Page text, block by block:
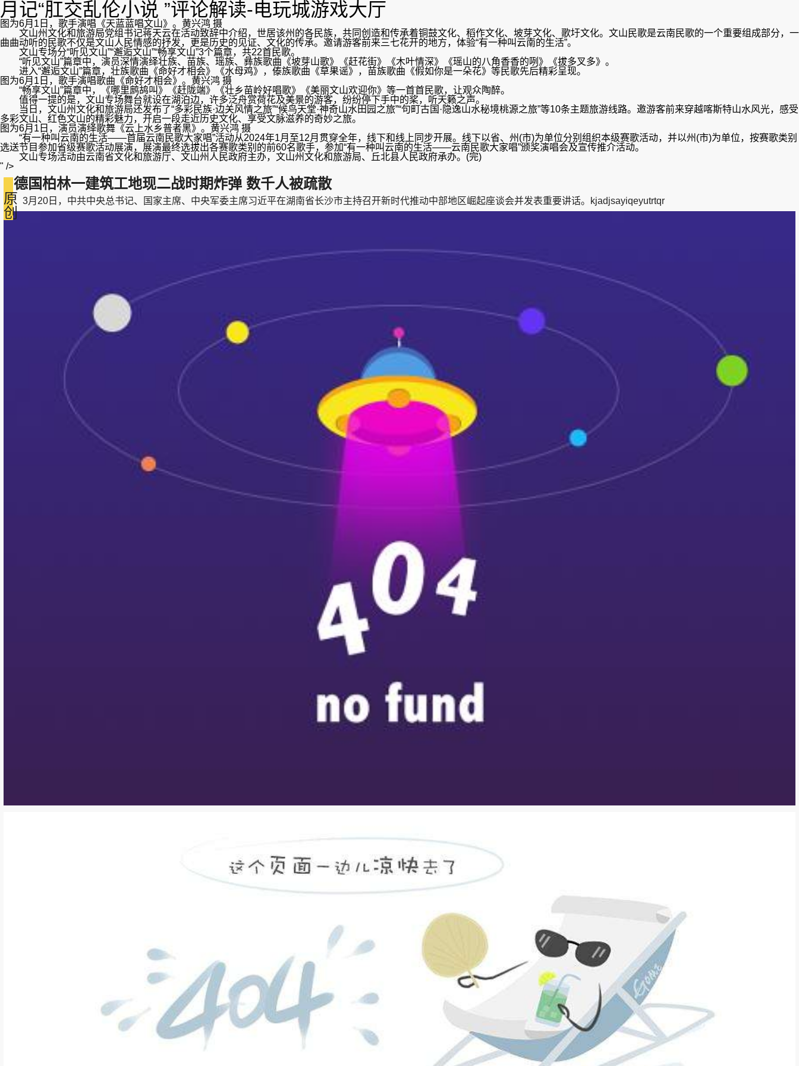
月记“肛交乱伦小说 ”评论解读-电玩城游戏大厅
图为6月1日，歌手演唱《天蓝蓝唱文山》。黄兴鸿 摄
文山州文化和旅游局党组书记蒋天云在活动致辞中介绍，世居该州的各民族，共同创造和传承着铜鼓文化、稻作文化、坡芽文化、歌圩文化。文山民歌是云南民歌的一个重要组成部分，一
曲曲动听的民歌不仅是文山人民情感的抒发，更是历史的见证、文化的传承。邀请游客前来三七花开的地方，体验“有一种叫云南的生活”。
文山专场分“听见文山”“邂逅文山”“畅享文山”3个篇章，共22首民歌。
“听见文山”篇章中，演员深情演绎壮族、苗族、瑶族、彝族歌曲《坡芽山歌》《赶花街》《木叶情深》《瑶山的八角香香的咧》《拔多叉多》。
进入“邂逅文山”篇章，壮族歌曲《命好才相会》《水母鸡》，傣族歌曲《草果谣》，苗族歌曲《假如你是一朵花》等民歌先后精彩呈现。
图为6月1日，歌手演唱歌曲《命好才相会》。黄兴鸿 摄
“畅享文山”篇章中，《哪里鹧鸪叫》《赶陇端》《壮乡苗岭好唱歌》《美丽文山欢迎你》等一首首民歌，让观众陶醉。
值得一提的是，文山专场舞台就设在湖泊边，许多泛舟赏荷花及美景的游客，纷纷停下手中的桨，听天籁之声。
当日，文山州文化和旅游局还发布了“多彩民族·边关风情之旅”“候鸟天堂·神奇山水田园之旅”“句町古国·隐逸山水秘境桃源之旅”等10条主题旅游线路。邀游客前来穿越喀斯特山水风光，感受
多彩文山、红色文山的精彩魅力，开启一段走近历史文化、享受文脉滋养的奇妙之旅。
图为6月1日，演员演绎歌舞《云上水乡普者黑》。黄兴鸿 摄
“有一种叫云南的生活——首届云南民歌大家唱”活动从2024年1月至12月贯穿全年，线下和线上同步开展。线下以省、州(市)为单位分别组织本级赛歌活动，并以州(市)为单位，按赛歌类别
选送节目参加省级赛歌活动展演，展演最终选拔出各赛歌类别的前60名歌手，参加“有一种叫云南的生活——云南民歌大家唱”颁奖演唱会及宣传推介活动。
文山专场活动由云南省文化和旅游厅、文山州人民政府主办，文山州文化和旅游局、丘北县人民政府承办。(完)
" />
原
创
德国柏林一建筑工地现二战时期炸弹 数千人被疏散
3月20日，中共中央总书记、国家主席、中央军委主席习近平在湖南省长沙市主持召开新时代推动中部地区崛起座谈会并发表重要讲话。kjadjsayiqeyutrtqr